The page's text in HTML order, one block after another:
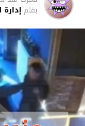
بقلم إدارة